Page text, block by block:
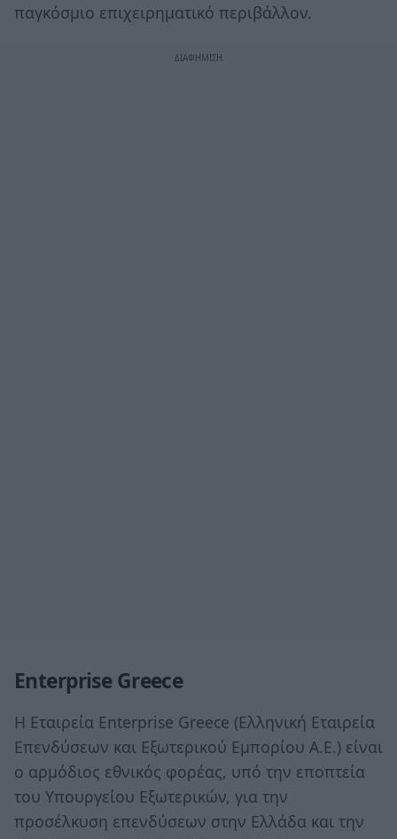
παγκόσμιο επιχειρηματικό περιβάλλον.
Enterprise Greece
Η Εταιρεία Enterprise Greece (Ελληνική Εταιρεία
Επενδύσεων και Εξωτερικού Εμπορίου Α.Ε.) είναι
ο αρμόδιος εθνικός φορέας, υπό την εποπτεία
του Υπουργείου Εξωτερικών, για την
προσέλκυση επενδύσεων στην Ελλάδα και την